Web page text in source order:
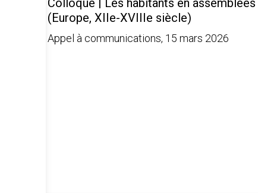
(Europe, XIIe-XVIIIe siècle)
Appel à communications, 15 mars 2026